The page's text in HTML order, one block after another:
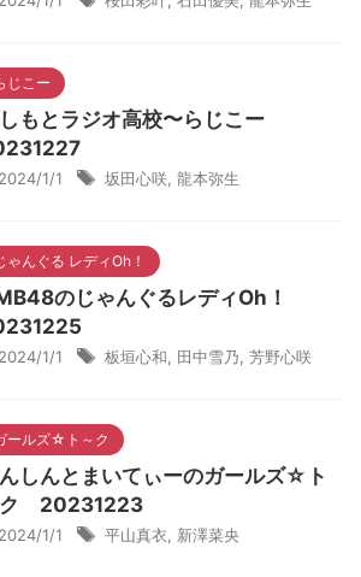
じこー
もとラジオ高校〜らじこー
2024/1/1 坂田心咲 龍本弥生
ゃんぐる レディOh！
のじゃんぐるレディOh！
2024/1/1 板垣心和 田中雪乃 芳野心咲
ールズ☆ト～ク
しんとまいてぃーのガールズ☆ト
ク 20231223
2024/1/1 平山真衣 新澤菜央